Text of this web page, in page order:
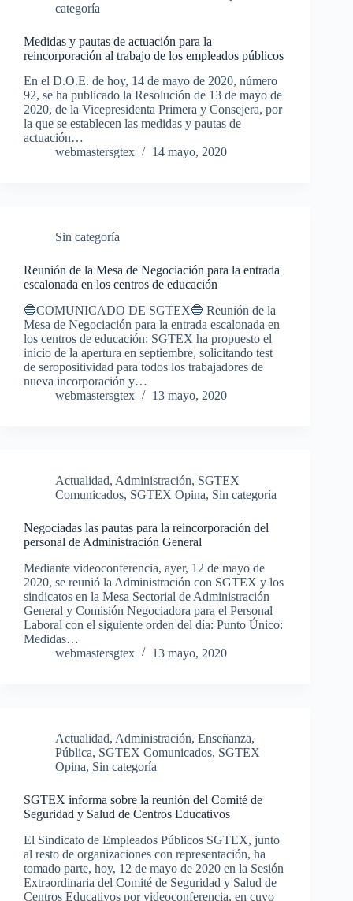
categoría
Medidas y pautas de actuación para la
reincorporación al trabajo de los empleados públicos
En el D.O.E. de hoy, 14 de mayo de 2020, número
92, se ha publicado la Resolución de 13 de mayo de
2020, de la Vicepresidenta Primera y Consejera, por
la que se establecen las medidas y pautas de
actuación…
webmastersgtex
14 mayo, 2020
Sin categoría
Reunión de la Mesa de Negociación para la entrada
escalonada en los centros de educación
🔵COMUNICADO DE SGTEX🔵 Reunión de la
Mesa de Negociación para la entrada escalonada en
los centros de educación: SGTEX ha propuesto el
inicio de la apertura en septiembre, solicitando test
de seropositividad para todos los trabajadores de
nueva incorporación y…
webmastersgtex
13 mayo, 2020
Actualidad, Administración, SGTEX
Comunicados, SGTEX Opina, Sin categoría
Negociadas las pautas para la reincorporación del
personal de Administración General
Mediante videoconferencia, ayer, 12 de mayo de
2020, se reunió la Administración con SGTEX y los
sindicatos en la Mesa Sectorial de Administración
General y Comisión Negociadora para el Personal
Laboral con el siguiente orden del día: Punto Único:
Medidas…
webmastersgtex
13 mayo, 2020
Actualidad, Administración, Enseñanza,
Pública, SGTEX Comunicados, SGTEX
Opina, Sin categoría
SGTEX informa sobre la reunión del Comité de
Seguridad y Salud de Centros Educativos
El Sindicato de Empleados Públicos SGTEX, junto
al resto de organizaciones con representación, ha
tomado parte, hoy, 12 de mayo de 2020 en la Sesión
Extraordinaria del Comité de Seguridad y Salud de
Centros Educativos por videoconferencia, en cuyo